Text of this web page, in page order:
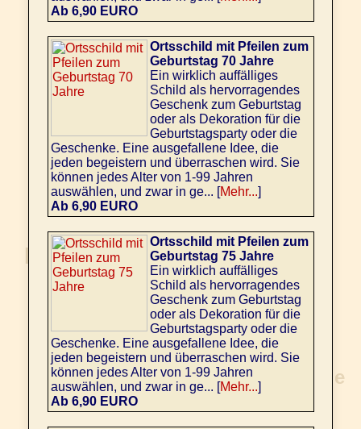
Ab 6,90 EURO
Ortsschild mit Pfeilen zum
Geburtstag 70 Jahre
Ein wirklich auffälliges
Schild als hervorragendes
Geschenk zum Geburtstag
oder als Dekoration für die
Geburtstagsparty oder die
Geschenke. Eine ausgefallene Idee, die
jeden begeistern und überraschen wird. Sie
können jedes Alter von 1-99 Jahren
auswählen, und zwar in ge... [Mehr...]
Ab 6,90 EURO
Ortsschild mit Pfeilen zum
Geburtstag 75 Jahre
Ein wirklich auffälliges
Schild als hervorragendes
Geschenk zum Geburtstag
oder als Dekoration für die
Geburtstagsparty oder die
Geschenke. Eine ausgefallene Idee, die
jeden begeistern und überraschen wird. Sie
können jedes Alter von 1-99 Jahren
auswählen, und zwar in ge... [Mehr...]
Ab 6,90 EURO